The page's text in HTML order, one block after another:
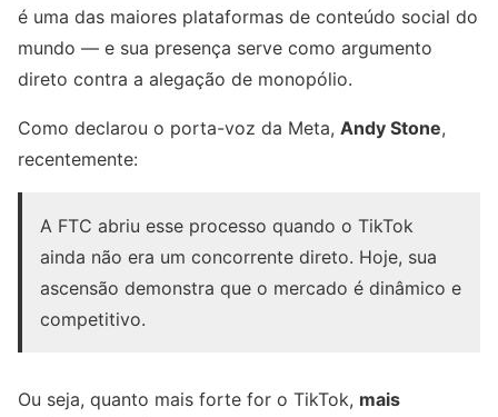
é uma das maiores plataformas de conteúdo social do
mundo — e sua presença serve como argumento
direto contra a alegação de monopólio.
Como declarou o porta-voz da Meta, Andy Stone,
recentemente:
A FTC abriu esse processo quando o TikTok
ainda não era um concorrente direto. Hoje, sua
ascensão demonstra que o mercado é dinâmico e
competitivo.
Ou seja, quanto mais forte for o TikTok, mais